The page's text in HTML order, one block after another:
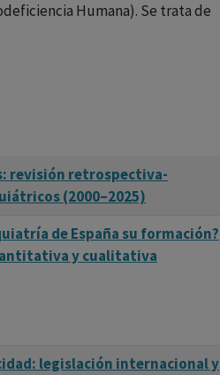
Humana). Se trata de
revisión retrospectiva-
(2000–2025)
de España su formación?
y cualitativa
legislación internacional y